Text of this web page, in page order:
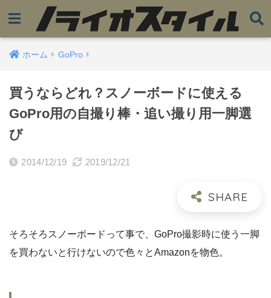
ホーム GoPro
買うならどれ？スノーボードに使える
GoPro用の自撮り棒・追い撮り用一脚選
び
2014/12/19 2019/12/21
そろそろスノーボードって事で、GoPro撮影時に使う一脚
を買わないと行けないので色々とAmazonを物色。